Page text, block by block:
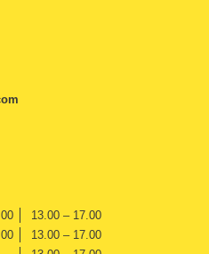
13.00 – 17.00
13.00 – 17.00